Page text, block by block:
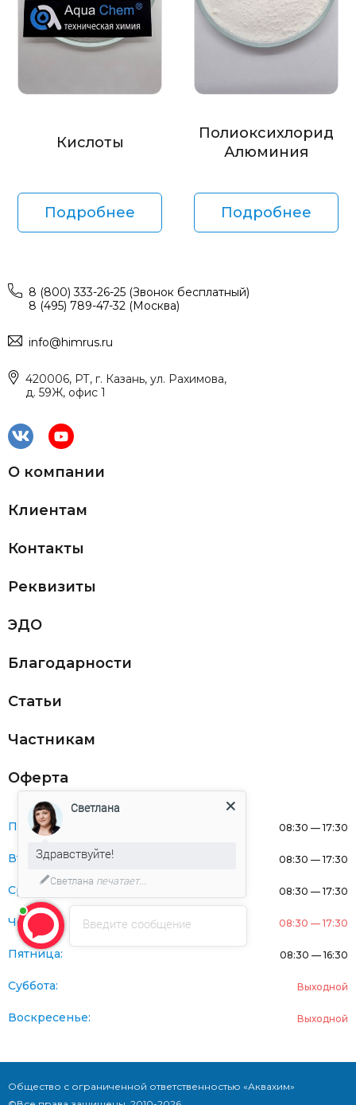
Кислоты
Подробнее
Полиоксихлорид
Алюминия
Подробнее
8 (800) 333-26-25 (Звонок бесплатный)
8 (495) 789-47-32 (Москва)
info@himrus.ru
420006, РТ, г. Казань, ул. Рахимова,
д. 59Ж, офис 1
О компании
Клиентам
Контакты
Реквизиты
ЭДО
Благодарности
Статьи
Частникам
Оферта
Понедельник: 08:30 — 17:30
Вторник: 08:30 — 17:30
Среда: 08:30 — 17:30
Четверг: 08:30 — 17:30
Пятница: 08:30 — 16:30
Суббота: Выходной
Воскресенье: Выходной
Общество с ограниченной ответственностью «Аквахим»
Введите сообщение
Светлана
Здравствуйте!
Светлана печатает...